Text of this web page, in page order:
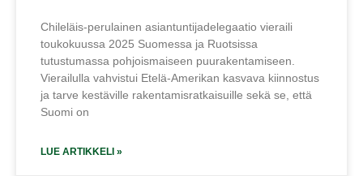
Chileläis-perulainen asiantuntijadelegaatio vieraili
toukokuussa 2025 Suomessa ja Ruotsissa
tutustumassa pohjoismaiseen puurakentamiseen.
Vierailulla vahvistui Etelä-Amerikan kasvava kiinnostus
ja tarve kestäville rakentamisratkaisuille sekä se, että
Suomi on
LUE ARTIKKELI »